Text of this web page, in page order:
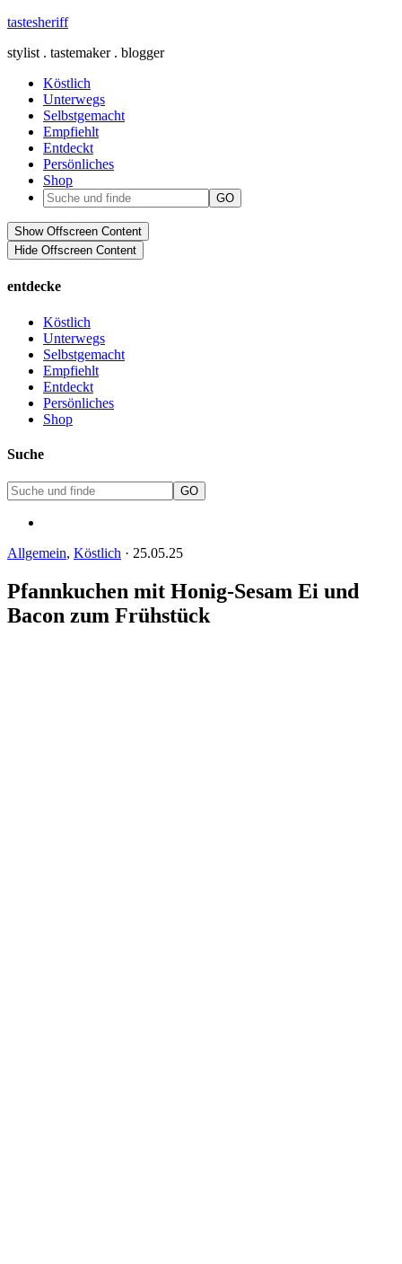
tastesheriff
stylist . tastemaker . blogger
Köstlich
Unterwegs
Selbstgemacht
Empfiehlt
Entdeckt
Persönliches
Shop
Show Offscreen Content
Hide Offscreen Content
entdecke
Köstlich
Unterwegs
Selbstgemacht
Empfiehlt
Entdeckt
Persönliches
Shop
Suche
Allgemein, Köstlich · 25.05.25
Pfannkuchen mit Honig-Sesam Ei und
Bacon zum Frühstück